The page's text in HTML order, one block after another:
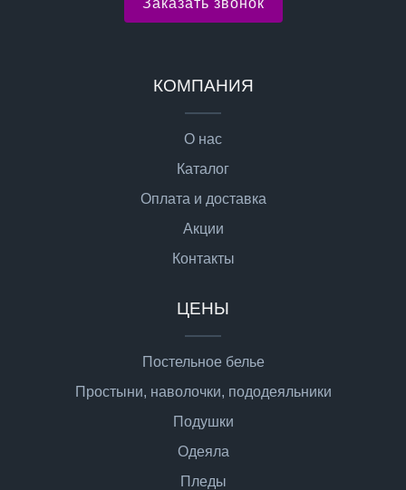
Заказать звонок
КОМПАНИЯ
О нас
Каталог
Оплата и доставка
Акции
Контакты
ЦЕНЫ
Постельное белье
Простыни, наволочки, пододеяльники
Подушки
Одеяла
Пледы